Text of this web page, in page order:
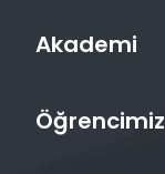
Akademi
Öğrencimiz